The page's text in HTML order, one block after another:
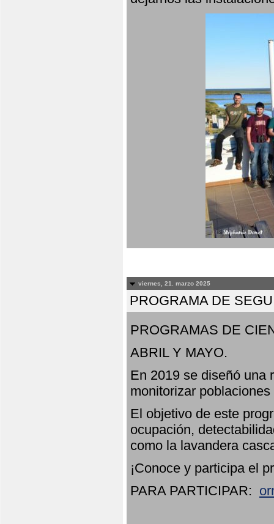
viernes, 21. marzo 2025
PROGRAMA DE
PROGRAMAS DE
ABRIL Y MAYO.
En 2019 se diseñó una
monitorizar
El objetivo de este
ocupación,
como la lavandera
¡Conoce y participa el
PARA PARTICIPAR: